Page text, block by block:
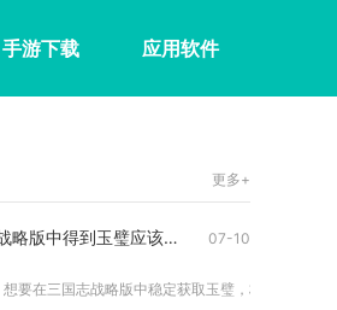
手游下载 应用软件
更多+
想要在三国志战略版中得到玉璧应该怎么做 07-10
想要在三国志战略版中稳定获取玉璧，核心分为理